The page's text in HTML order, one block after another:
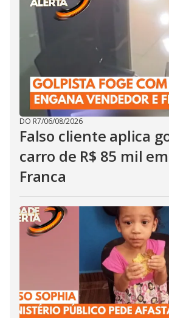
DO R7/06/08/2026
Falso cliente aplica
carro de R$ 85 mil
Franca